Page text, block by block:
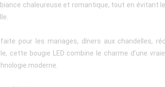
chaleureuse et romantique, tout en évitant
pour les mariages, dîners aux chandelles,
cette bougie LED combine le charme d’une
moderne.